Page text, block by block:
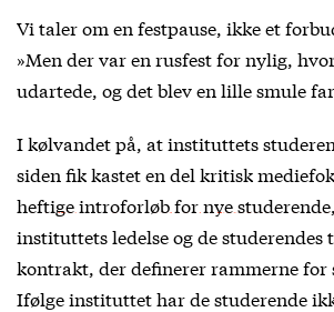
Vi taler om en festpause, ikke et
»Men der var en rusfest for nylig,
udartede, og det blev en lille smule
I kølvandet på, at instituttets
siden fik kastet en del kritisk
heftige introforløb for nye studerende
instituttets ledelse og de studerendes
kontrakt, der definerer rammerne for
Ifølge instituttet har de studerende